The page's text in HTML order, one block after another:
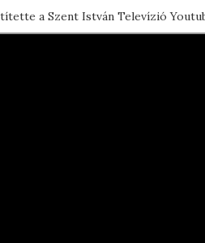
a Szent István Televízió